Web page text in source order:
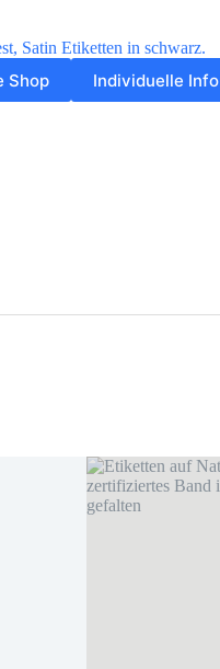
Satin Etiketten in schwarz.
Shop Individuelle Info